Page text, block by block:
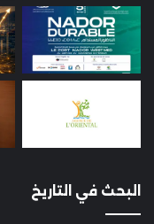
البحث في التاريخ